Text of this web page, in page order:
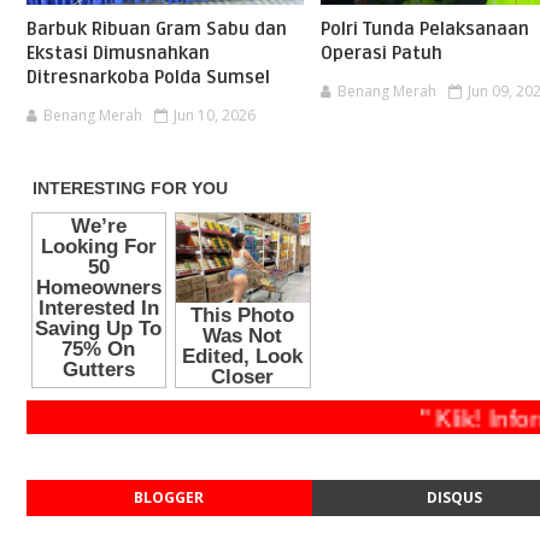
Barbuk Ribuan Gram Sabu dan
Ekstasi Dimusnahkan
Ditresnarkoba Polda Sumsel
Benang Merah Jun 10, 2026
Polri Tunda Pelaksanaan
Operasi Patuh
Benang Merah Jun 09,
" Klik!
BLOGGER DISQUS